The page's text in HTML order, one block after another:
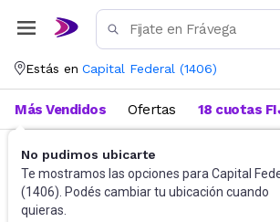
Estás en Capital Federal (1406)
No pudimos ubicarte
Te mostramos las opciones para Capital
(1406). Podés cambiar tu ubicación cuando
quieras.
Más Vendidos Ofertas 18 cuotas
Vehículos radio control Autos a